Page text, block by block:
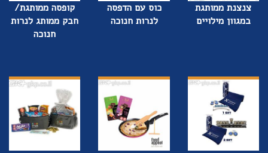
צנצנת ממותגת
במגוון מילויים
כוס עם הדפסה
לנרות חנוכה
קופסה ממותגת/
חבק ממותג לנרות
חנוכה